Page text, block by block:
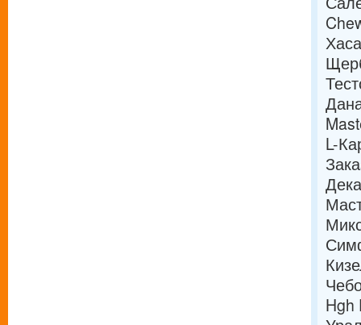
L-
Hgh